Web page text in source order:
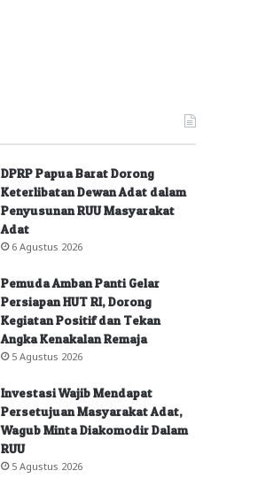
DPRP Papua Barat Dorong
Keterlibatan Dewan Adat dalam
Penyusunan RUU Masyarakat
Adat
6 Agustus 2026
Pemuda Amban Panti Gelar
Persiapan HUT RI, Dorong
Kegiatan Positif dan Tekan
Angka Kenakalan Remaja
5 Agustus 2026
Investasi Wajib Mendapat
Persetujuan Masyarakat Adat,
Wagub Minta Diakomodir Dalam
RUU
5 Agustus 2026